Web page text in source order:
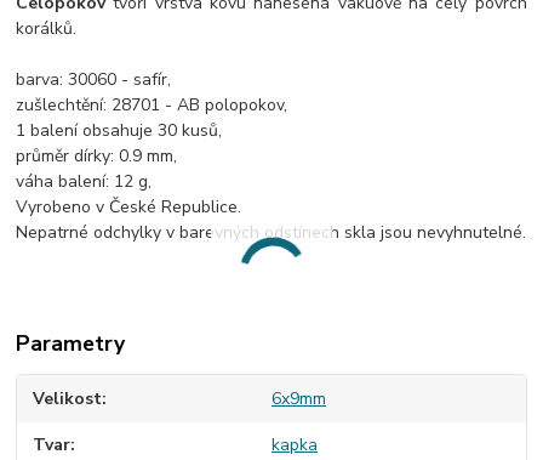
korálků.
barva: 30060 - safír,
zušlechtění: 28701 - AB polopokov,
1 balení obsahuje 30 kusů,
průměr dírky: 0.9 mm,
váha balení: 12 g,
Vyrobeno v České Republice.
Nepatrné odchylky v barevných odstínech skla jsou nevyhnutelné.
Parametry
Velikost 6x9mm
Tvar kapka